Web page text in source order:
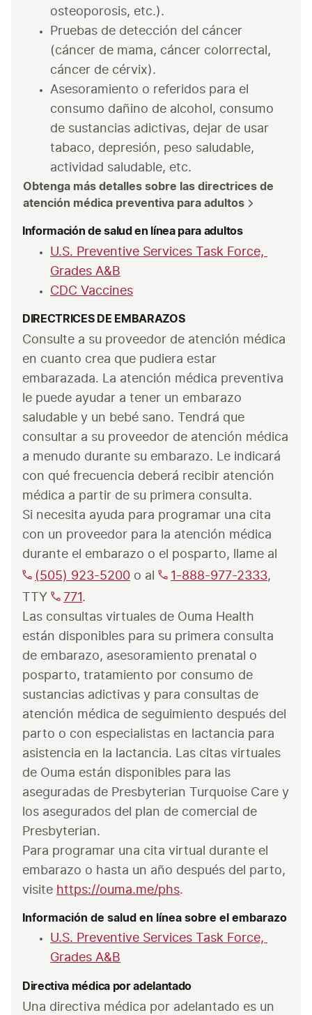
osteoporosis, etc.).
Pruebas de detección del cáncer
(cáncer de mama, cáncer colorrectal,
cáncer de cérvix).
Asesoramiento o referidos para el
consumo dañino de alcohol, consumo
de sustancias adictivas, dejar de usar
tabaco, depresión, peso saludable,
actividad saludable, etc.
Obtenga más detalles sobre las directrices de
atención médica preventiva para adultos
Información de salud en línea para adultos
U.S. Preventive Services Task Force,
Grades A&B
CDC Vaccines
DIRECTRICES DE EMBARAZOS
Consulte a su proveedor de atención médica
en cuanto crea que pudiera estar
embarazada. La atención médica preventiva
le puede ayudar a tener un embarazo
saludable y un bebé sano. Tendrá que
consultar a su proveedor de atención médica
a menudo durante su embarazo. Le indicará
con qué frecuencia deberá recibir atención
médica a partir de su primera consulta.
Si necesita ayuda para programar una cita
con un proveedor para la atención médica
durante el embarazo o el posparto, llame al
(505) 923-5200 o al 1-888-977-2333,
TTY
771 .
Las consultas virtuales de Ouma Health
están disponibles para su primera consulta
de embarazo, asesoramiento prenatal o
posparto, tratamiento por consumo de
sustancias adictivas y para consultas de
atención médica de seguimiento después del
parto o con especialistas en lactancia para
asistencia en la lactancia. Las citas virtuales
de Ouma están disponibles para las
aseguradas de Presbyterian Turquoise Care y
los asegurados del plan de comercial de
Presbyterian.
Para programar una cita virtual durante el
embarazo o hasta un año después del parto,
visite https://ouma.me/phs.
Información de salud en línea sobre el embarazo
U.S. Preventive Services Task Force,
Grades A&B
Directiva médica por adelantado
Una directiva médica por adelantado es un